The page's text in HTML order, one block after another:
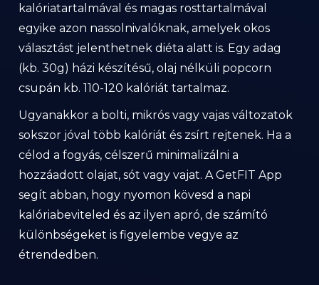
kalóriatartalmával és magas rosttartalmával
egyike azon nassolnivalóknak, amelyek okos
választást jelenthetnek diéta alatt is. Egy adag
(kb. 30g) házi készítésű, olaj nélküli popcorn
csupán kb. 110-120 kalóriát tartalmaz.
Ugyanakkor a bolti, mikrós vagy vajas változatok
sokszor jóval több kalóriát és zsírt rejtenek. Ha a
célod a fogyás, célszerű minimalizálni a
hozzáadott olajat, sót vagy vajat. A GetFIT App
segít abban, hogy nyomon kövesd a napi
kalóriabeviteled és az ilyen apró, de számító
különbségeket is figyelembe vegye az
étrendedben.